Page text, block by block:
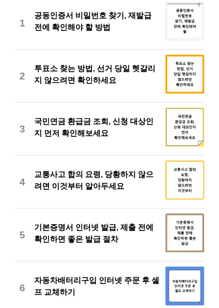
1
공동인증서 비밀번호 찾기, 재발급
전에 확인해야 할 방법
2
투표소 찾는 방법, 선거 당일 헷갈리
지 않으려면 확인하세요
3
국민연금 환급금 조회, 신청 대상인
지 먼저 확인해보세요
4
교통사고 합의 요령, 당황하지 않으
려면 이것부터 알아두세요
5
기본증명서 인터넷 발급, 제출 전에
확인하면 좋은 발급 절차
6
자동차배터리구입 인터넷 주문 후 셀
프 교체하기